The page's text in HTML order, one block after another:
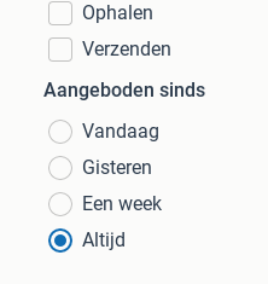
Ophalen
Verzenden
Aangeboden sinds
Vandaag
Gisteren
Een week
Altijd